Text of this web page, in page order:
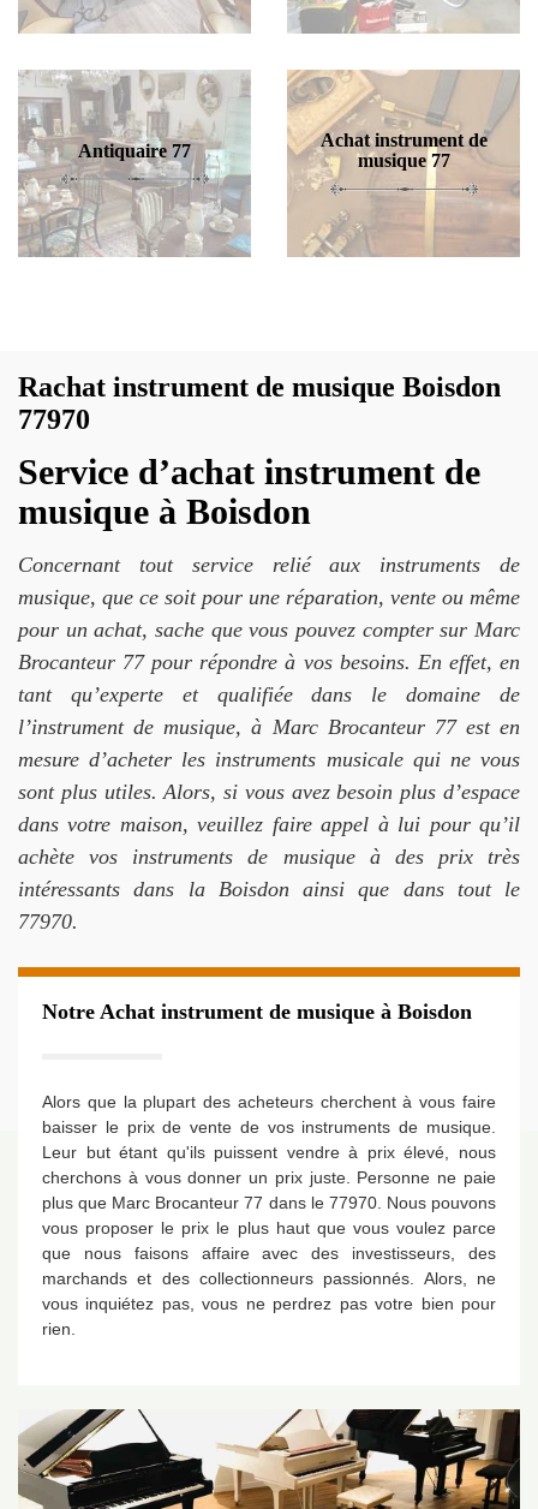
Antiquaire 77
Achat instrument de
musique 77
Rachat instrument de musique Boisdon
77970
Service d’achat instrument de
musique à Boisdon
Concernant tout service relié aux instruments de
musique, que ce soit pour une réparation, vente ou même
pour un achat, sache que vous pouvez compter sur Marc
Brocanteur 77 pour répondre à vos besoins. En effet, en
tant qu’experte et qualifiée dans le domaine de
l’instrument de musique, à Marc Brocanteur 77 est en
mesure d’acheter les instruments musicale qui ne vous
sont plus utiles. Alors, si vous avez besoin plus d’espace
dans votre maison, veuillez faire appel à lui pour qu’il
achète vos instruments de musique à des prix très
intéressants dans la Boisdon ainsi que dans tout le
77970.
Notre Achat instrument de musique à Boisdon
Alors que la plupart des acheteurs cherchent à vous faire
baisser le prix de vente de vos instruments de musique.
Leur but étant qu'ils puissent vendre à prix élevé, nous
cherchons à vous donner un prix juste. Personne ne paie
plus que Marc Brocanteur 77 dans le 77970. Nous pouvons
vous proposer le prix le plus haut que vous voulez parce
que nous faisons affaire avec des investisseurs, des
marchands et des collectionneurs passionnés. Alors, ne
vous inquiétez pas, vous ne perdrez pas votre bien pour
rien.